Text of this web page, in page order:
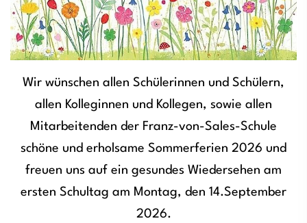
Wir wünschen allen Schülerinnen und Schülern,
allen Kolleginnen und Kollegen, sowie allen
Mitarbeitenden der Franz-von-Sales-Schule
schöne und erholsame Sommerferien 2026 und
freuen uns auf ein gesundes Wiedersehen am
ersten Schultag am Montag, den 14.September
2026.